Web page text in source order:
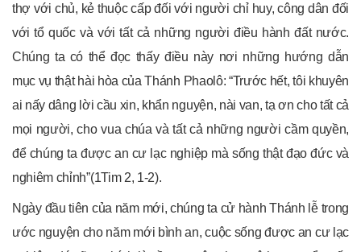
thợ với chủ, kẻ thuộc cấp đối với người chỉ huy, công dân đối
với tổ quốc và với tất cả những người điều hành đất nước.
Chúng ta có thể đọc thấy điều này nơi những hướng dẫn
mục vụ thật hài hòa của Thánh Phaolô: “Trước hết, tôi khuyên
ai nấy dâng lời cầu xin, khẩn nguyện, nài van, tạ ơn cho tất cả
mọi người, cho vua chúa và tất cả những người cầm quyền,
để chúng ta được an cư lạc nghiệp mà sống thật đạo đức và
nghiêm chỉnh”(1Tim 2, 1-2).
Ngày đầu tiên của năm mới, chúng ta cử hành Thánh lễ trong
ước nguyện cho năm mới bình an, cuộc sống được an cư lạc